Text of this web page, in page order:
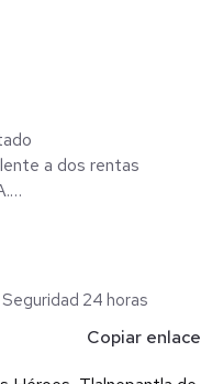
a dos rentas
3 meses
Seguridad 24 horas
Copiar enlace